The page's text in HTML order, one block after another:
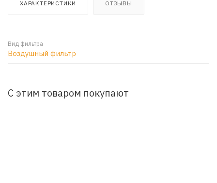
ХАРАКТЕРИСТИКИ ОТЗЫВЫ
Вид фильтра
Воздушный фильтр
С этим товаром покупают